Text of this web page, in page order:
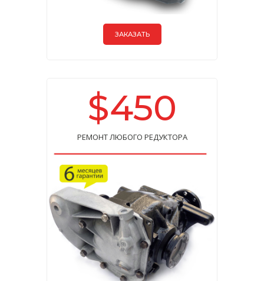
ЗАКАЗАТЬ
$450
РЕМОНТ ЛЮБОГО РЕДУКТОРА